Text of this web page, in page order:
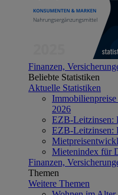
Finanzen,
Beliebte Statistiken
Aktuelle Statistiken
2026
EZB-Leitzinsen:
EZB-Leitzinsen:
Mietenindex für
Finanzen,
Themen
Weitere Themen